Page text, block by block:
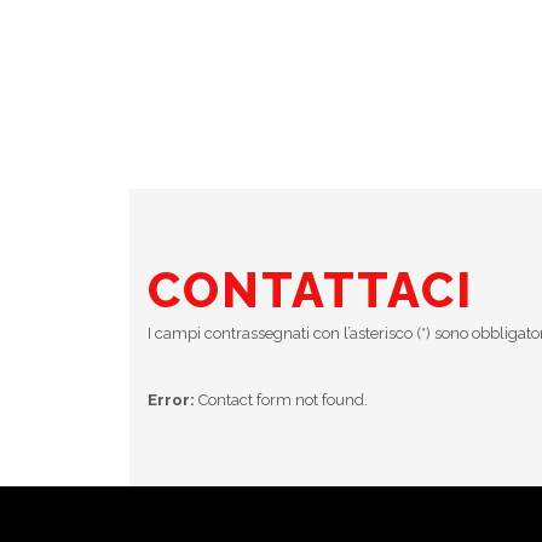
CONTATTACI
I campi contrassegnati con l’asterisco (*) sono
Error: Contact form not found.